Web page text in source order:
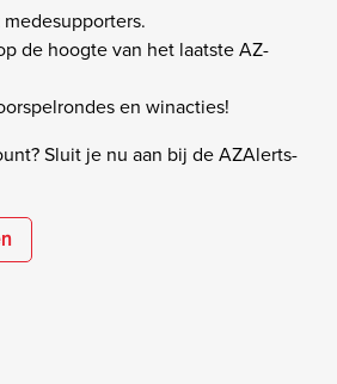
de hoogte van het laatste AZ-
en winacties!
Sluit je nu aan bij de AZAlerts-